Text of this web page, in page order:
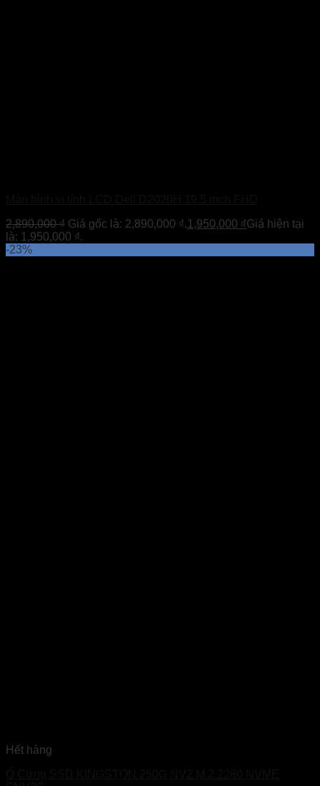
2,890,000₫ Giá gốc là: 2,890,000 ₫.1,950,000 ₫Giá hiện tại
là: 1,950,000 ₫.
-23%
Hết hàng